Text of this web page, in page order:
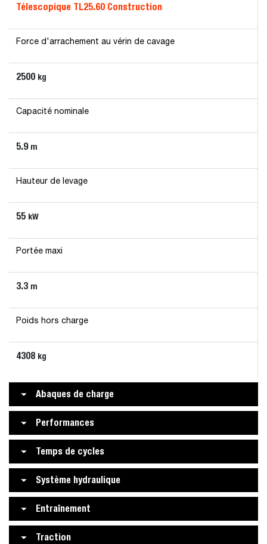
Télescopique TL25.60 Construction
Force d'arrachement au vérin de cavage
2500 kg
Capacité nominale
5.9 m
Hauteur de levage
55 kW
Portée maxi
3.3 m
Poids hors charge
4308 kg
Abaques de charge
Performances
Temps de cycles
Système hydraulique
Entraînement
Traction